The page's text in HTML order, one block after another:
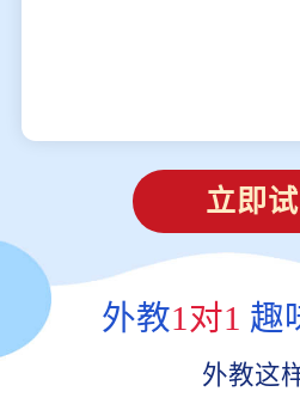
立即
外教1对1 趣
外教这